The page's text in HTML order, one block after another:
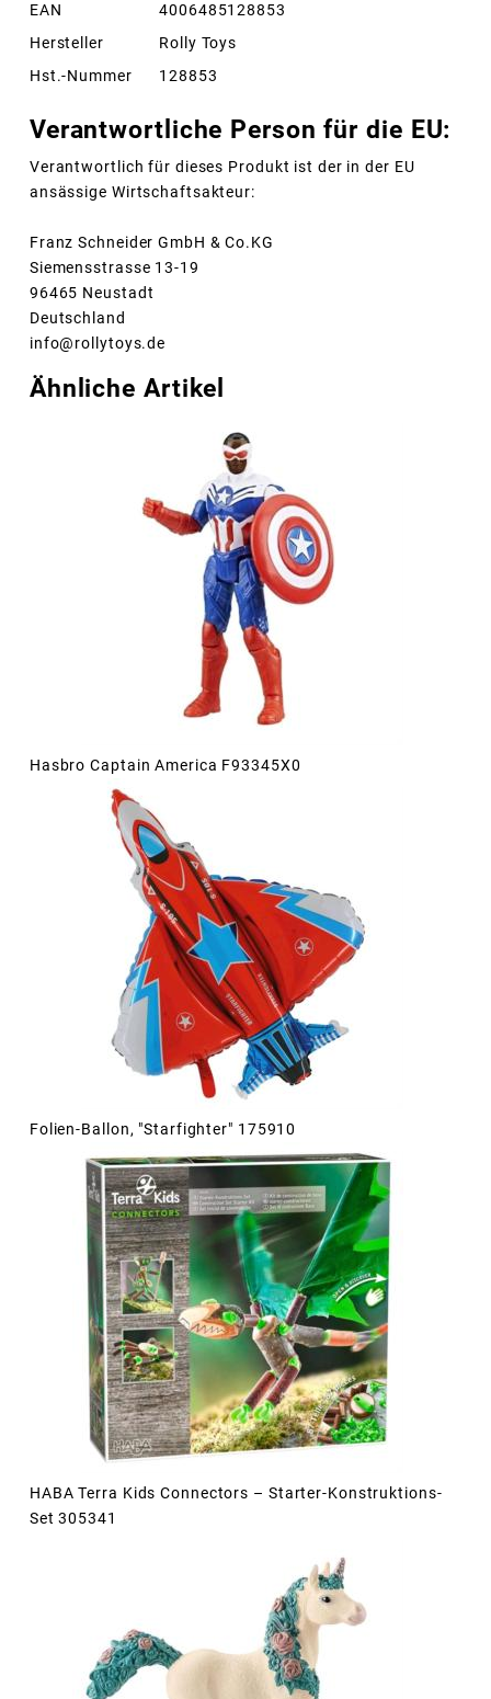
EAN
4006485128853
Hersteller
Rolly Toys
Hst.-Nummer
128853
Verantwortliche Person für die EU:
Verantwortlich für dieses Produkt ist der in der EU
ansässige Wirtschaftsakteur:
Franz Schneider GmbH & Co.KG
Siemensstrasse 13-19
96465 Neustadt
Deutschland
info@rollytoys.de
Ähnliche Artikel
Hasbro Captain America F93345X0
Folien-Ballon, "Starfighter" 175910
HABA Terra Kids Connectors – Starter-Konstruktions-
Set 305341